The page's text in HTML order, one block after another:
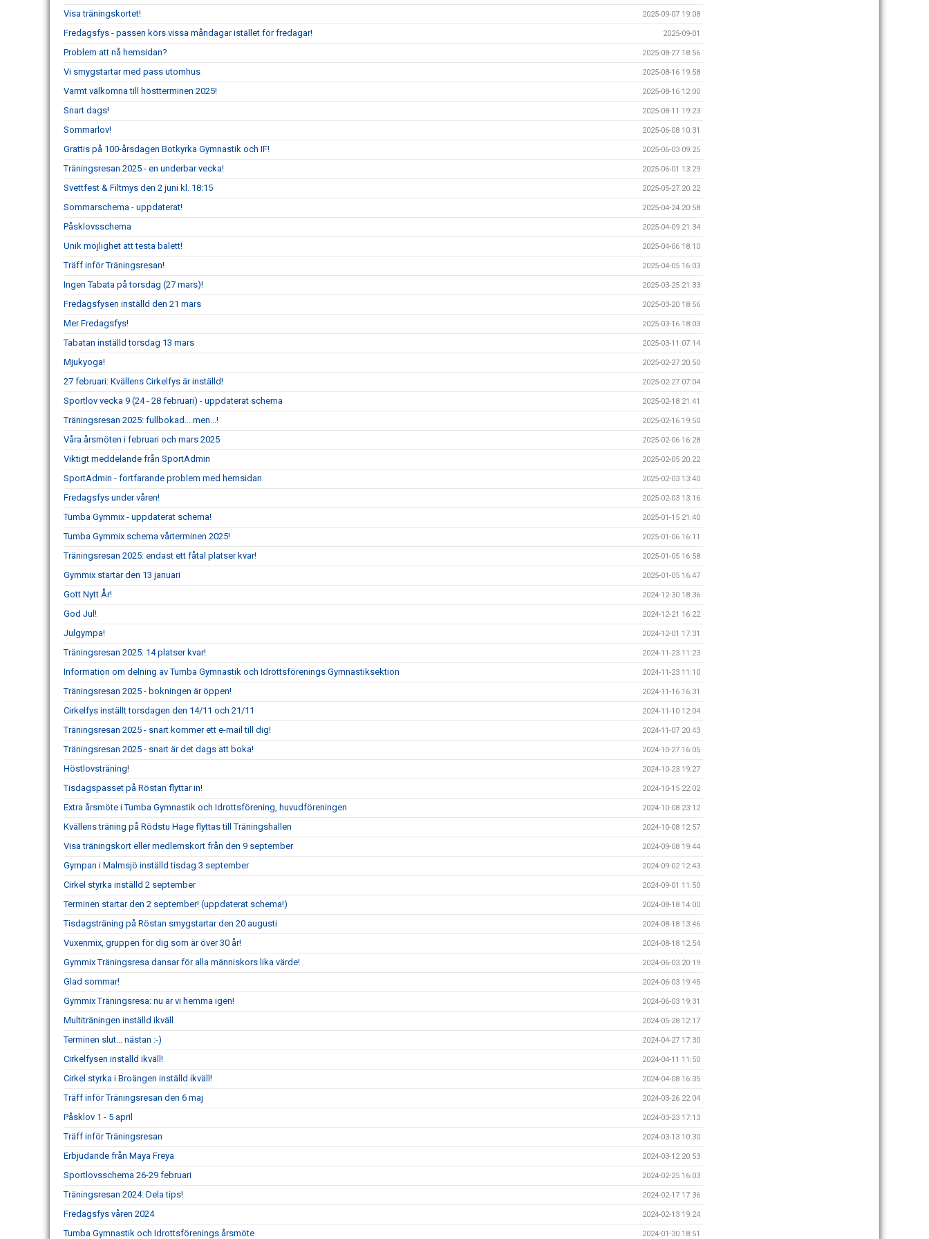
Visa träningskortet! 2025-09-07 19:08
Fredagsfys - passen körs vissa måndagar istället för fredagar! 2025-09-01
Problem att nå hemsidan? 2025-08-27 18:56
Vi smygstartar med pass utomhus 2025-08-16 19:58
Varmt välkomna till höstterminen 2025! 2025-08-16 12:00
Snart dags! 2025-08-11 19:23
Sommarlov! 2025-06-08 10:31
Grattis på 100-årsdagen Botkyrka Gymnastik och IF! 2025-06-03 09:25
Träningsresan 2025 - en underbar vecka! 2025-06-01 13:29
Svettfest & Filtmys den 2 juni kl. 18:15 2025-05-27 20:22
Sommarschema - uppdaterat! 2025-04-24 20:58
Påsklovsschema 2025-04-09 21:34
Unik möjlighet att testa balett! 2025-04-06 18:10
Träff inför Träningsresan! 2025-04-05 16:03
Ingen Tabata på torsdag (27 mars)! 2025-03-25 21:33
Fredagsfysen inställd den 21 mars 2025-03-20 18:56
Mer Fredagsfys! 2025-03-16 18:03
Tabatan inställd torsdag 13 mars 2025-03-11 07:14
Mjukyoga! 2025-02-27 20:50
27 februari: Kvällens Cirkelfys är inställd! 2025-02-27 07:04
Sportlov vecka 9 (24 - 28 februari) - uppdaterat schema 2025-02-18 21:41
Träningsresan 2025: fullbokad... men...! 2025-02-16 19:50
Våra årsmöten i februari och mars 2025 2025-02-06 16:28
Viktigt meddelande från SportAdmin 2025-02-05 20:22
SportAdmin - fortfarande problem med hemsidan 2025-02-03 13:40
Fredagsfys under våren! 2025-02-03 13:16
Tumba Gymmix - uppdaterat schema! 2025-01-15 21:40
Tumba Gymmix schema vårterminen 2025! 2025-01-06 16:11
Träningsresan 2025: endast ett fåtal platser kvar! 2025-01-05 16:58
Gymmix startar den 13 januari 2025-01-05 16:47
Gott Nytt År! 2024-12-30 18:36
God Jul! 2024-12-21 16:22
Julgympa! 2024-12-01 17:31
Träningsresan 2025: 14 platser kvar! 2024-11-23 11:23
Information om delning av Tumba Gymnastik och Idrottsförenings Gymnastiksektion 2024-11-23 11:10
Träningsresan 2025 - bokningen är öppen! 2024-11-16 16:31
Cirkelfys inställt torsdagen den 14/11 och 21/11 2024-11-10 12:04
Träningsresan 2025 - snart kommer ett e-mail till dig! 2024-11-07 20:43
Träningsresan 2025 - snart är det dags att boka! 2024-10-27 16:05
Höstlovsträning! 2024-10-23 19:27
Tisdagspasset på Röstan flyttar in! 2024-10-15 22:02
Extra årsmöte i Tumba Gymnastik och Idrottsförening, huvudföreningen 2024-10-08 23:12
Kvällens träning på Rödstu Hage flyttas till Träningshallen 2024-10-08 12:57
Visa träningskort eller medlemskort från den 9 september 2024-09-08 19:44
Gympan i Malmsjö inställd tisdag 3 september 2024-09-02 12:43
Cirkel styrka inställd 2 september 2024-09-01 11:50
Terminen startar den 2 september! (uppdaterat schema!) 2024-08-18 14:00
Tisdagsträning på Röstan smygstartar den 20 augusti 2024-08-18 13:46
Vuxenmix, gruppen för dig som är över 30 år! 2024-08-18 12:54
Gymmix Träningsresa dansar för alla människors lika värde! 2024-06-03 20:19
Glad sommar! 2024-06-03 19:45
Gymmix Träningsresa: nu är vi hemma igen! 2024-06-03 19:31
Multiträningen inställd ikväll 2024-05-28 12:17
Terminen slut... nästan :-) 2024-04-27 17:30
Cirkelfysen inställd ikväll! 2024-04-11 11:50
Cirkel styrka i Broängen inställd ikväll! 2024-04-08 16:35
Träff inför Träningsresan den 6 maj 2024-03-26 22:04
Påsklov 1 - 5 april 2024-03-23 17:13
Träff inför Träningsresan 2024-03-13 10:30
Erbjudande från Maya Freya 2024-03-12 20:53
Sportlovsschema 26-29 februari 2024-02-25 16:03
Träningsresan 2024: Dela tips! 2024-02-17 17:36
Fredagsfys våren 2024 2024-02-13 19:24
Tumba Gymnastik och Idrottsförenings årsmöte 2024-01-30 18:51